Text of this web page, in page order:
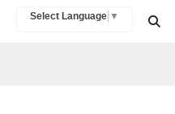
Select Language ▼